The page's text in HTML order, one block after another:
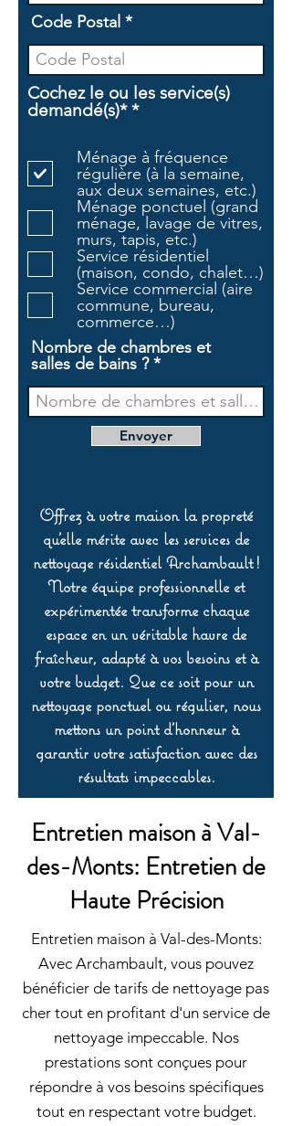
Code Postal
Cochez le ou les service(s)
demandé(s)* *O
g
a
t
o
i
r
e
Ménage à fréquence
régulière (à la semaine,
aux deux semaines, etc.)
Ménage ponctuel (grand
ménage, lavage de vitres,
murs, tapis, etc.)
Service résidentiel
(maison, condo, chalet…)
Service commercial (aire
commune, bureau,
commerce…)
Nombre de chambres et
salles de bains ?
Envoyer
Offrez à votre maison la propreté
qu’elle mérite avec les services de
nettoyage résidentiel Archambault !
Notre équipe professionnelle et
expérimentée transforme chaque
espace en un véritable havre de
fraîcheur, adapté à vos besoins et à
votre budget. Que ce soit pour un
nettoyage ponctuel ou régulier, nous
mettons un point d’honneur à
garantir votre satisfaction avec des
résultats impeccables.
Entretien maison à Val-
des-Monts: Entretien de
Haute Précision
Entretien maison à Val-des-Monts:
Avec Archambault, vous pouvez
bénéficier de tarifs de nettoyage pas
cher tout en profitant d'un service de
nettoyage impeccable. Nos
prestations sont conçues pour
répondre à vos besoins spécifiques
tout en respectant votre budget.